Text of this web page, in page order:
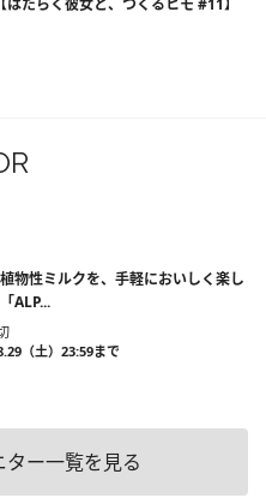
物性ミルクを、手軽においしく楽し
ALP...
（土）23:59まで
ー一覧を見る